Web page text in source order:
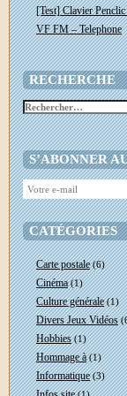
[Test] Clavier
VF FM – Telephone
RECHERCHE
Rechercher :
S’ABONNER
CATÉGORIES
Carte postale(6)
Cinéma(1)
Culture générale(1)
Divers Jeux Vidéos
Hobbies(1)
Hommage à(1)
Informatique(3)